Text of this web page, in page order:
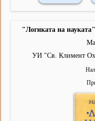
"Логиката на
УИ "Св. Климент